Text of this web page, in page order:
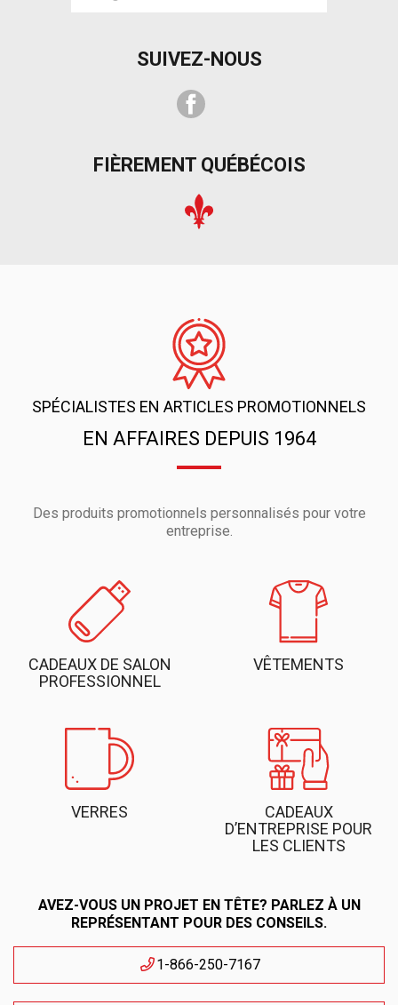
SUIVEZ-NOUS
Facebook
FIÈREMENT QUÉBÉCOIS
SPÉCIALISTES EN ARTICLES PROMOTIONNELS
EN AFFAIRES DEPUIS 1964
Des produits promotionnels personnalisés pour votre
entreprise.
CADEAUX DE SALON
PROFESSIONNEL
VÊTEMENTS
VERRES
CADEAUX
D’ENTREPRISE POUR
LES CLIENTS
AVEZ-VOUS UN PROJET EN TÊTE? PARLEZ À UN
REPRÉSENTANT POUR DES CONSEILS.
1-866-250-7167